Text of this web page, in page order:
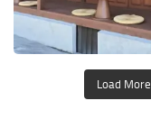
Load More